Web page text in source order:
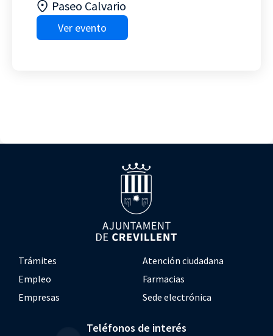
Paseo Calvario
Ver evento
Trámites
Atención ciudadana
Empleo
Farmacias
Empresas
Sede electrónica
Teléfonos de interés